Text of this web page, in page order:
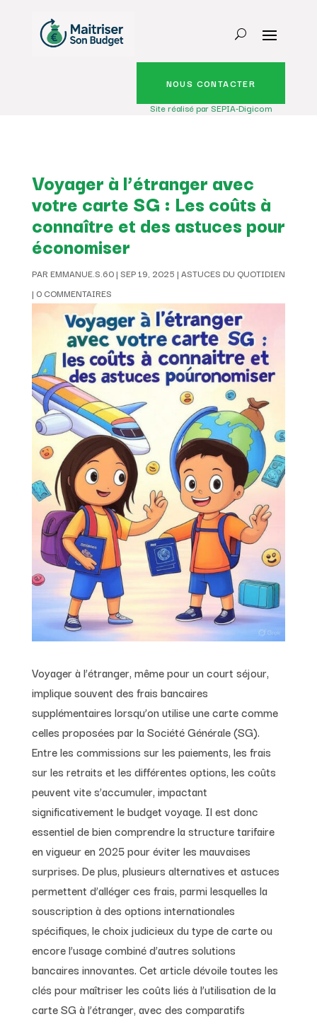
NOUS CONTACTER
Site réalisé par SEPIA-Digicom
Voyager à l’étranger avec
votre carte SG : Les coûts à
connaître et des astuces pour
économiser
PAREMMANUE.S.60| SEP 19, 2025 | ASTUCES DU QUOTIDIEN
| 0 COMMENTAIRES
Voyager à l’étranger, même pour un court séjour,
implique souvent des frais bancaires
supplémentaires lorsqu’on utilise une carte comme
celles proposées par la Société Générale (SG).
Entre les commissions sur les paiements, les frais
sur les retraits et les différentes options, les coûts
peuvent vite s’accumuler, impactant
significativement le budget voyage. Il est donc
essentiel de bien comprendre la structure tarifaire
en vigueur en 2025 pour éviter les mauvaises
surprises. De plus, plusieurs alternatives et astuces
permettent d’alléger ces frais, parmi lesquelles la
souscription à des options internationales
spécifiques, le choix judicieux du type de carte ou
encore l’usage combiné d’autres solutions
bancaires innovantes. Cet article dévoile toutes les
clés pour maîtriser les coûts liés à l’utilisation de la
carte SG à l’étranger, avec des comparatifs